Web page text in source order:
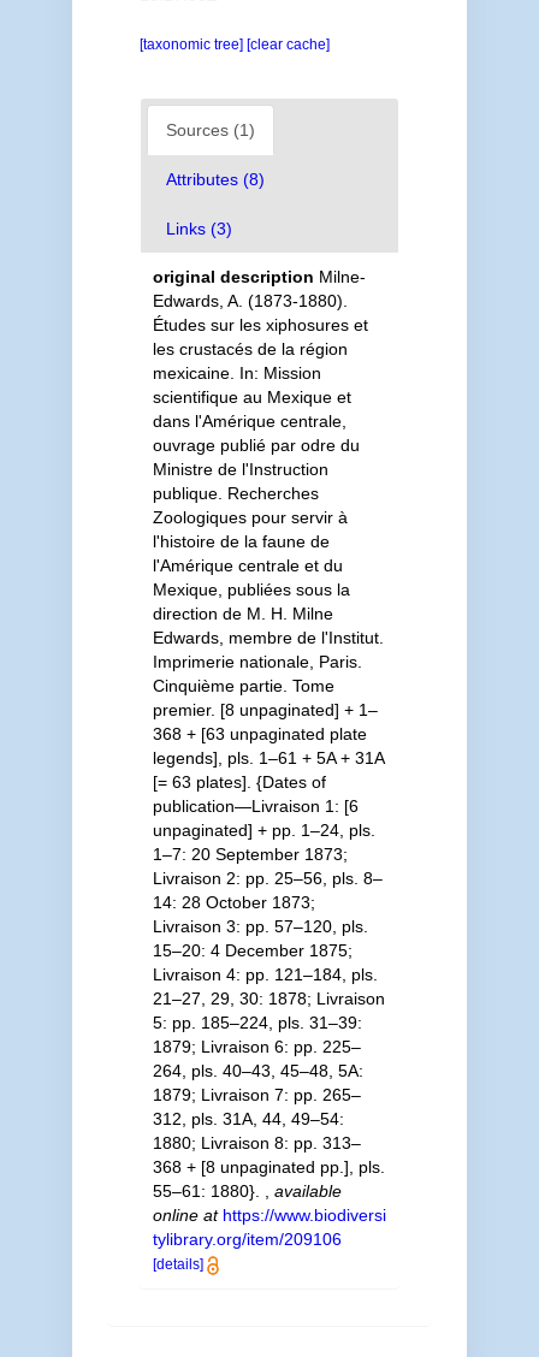
[taxonomic tree] [clear cache]
Sources (1)
Attributes (8)
Links (3)
original description Milne-
Edwards, A. (1873-1880).
Études sur les xiphosures et
les crustacés de la région
mexicaine. In: Mission
scientifique au Mexique et
dans l'Amérique centrale,
ouvrage publié par odre du
Ministre de l'Instruction
publique. Recherches
Zoologiques pour servir à
l'histoire de la faune de
l'Amérique centrale et du
Mexique, publiées sous la
direction de M. H. Milne
Edwards, membre de l'Institut.
Imprimerie nationale, Paris.
Cinquième partie. Tome
premier. [8 unpaginated] + 1–
368 + [63 unpaginated plate
legends], pls. 1–61 + 5A + 31A
[= 63 plates]. {Dates of
publication—Livraison 1: [6
unpaginated] + pp. 1–24, pls.
1–7: 20 September 1873;
Livraison 2: pp. 25–56, pls. 8–
14: 28 October 1873;
Livraison 3: pp. 57–120, pls.
15–20: 4 December 1875;
Livraison 4: pp. 121–184, pls.
21–27, 29, 30: 1878; Livraison
5: pp. 185–224, pls. 31–39:
1879; Livraison 6: pp. 225–
264, pls. 40–43, 45–48, 5A:
1879; Livraison 7: pp. 265–
312, pls. 31A, 44, 49–54:
1880; Livraison 8: pp. 313–
368 + [8 unpaginated pp.], pls.
55–61: 1880}.
available
online at https://www.biodiversi
tylibrary.org/item/209106
[details]